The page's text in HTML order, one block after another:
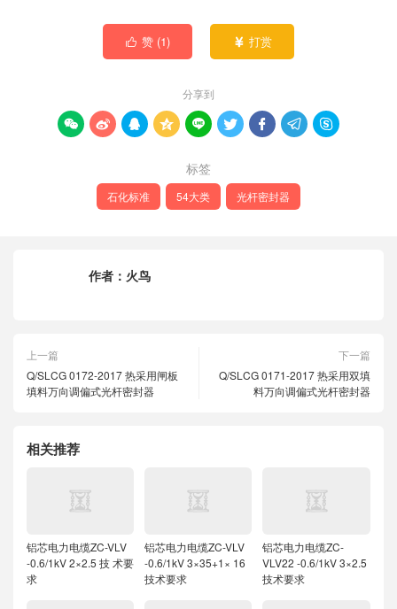
 赞 (1)  打赏
分享到
        
标签
石化标准 54大类 光杆密封器
作者： 火鸟
上一篇
Q/SLCG 0172-2017 热采用闸板
填料万向调偏式光杆密封器
下一篇
Q/SLCG 0171-2017 热采用双填
料万向调偏式光杆密封器
相关推荐
铝芯电力电缆ZC-VLV
-0.6/1kV 2×2.5 技 术要
求
铝芯电力电缆ZC-VLV
-0.6/1kV 3×35+1× 16
技术要求
铝芯电力电缆ZC-
VLV22 -0.6/1kV 3×2.5
技术要求